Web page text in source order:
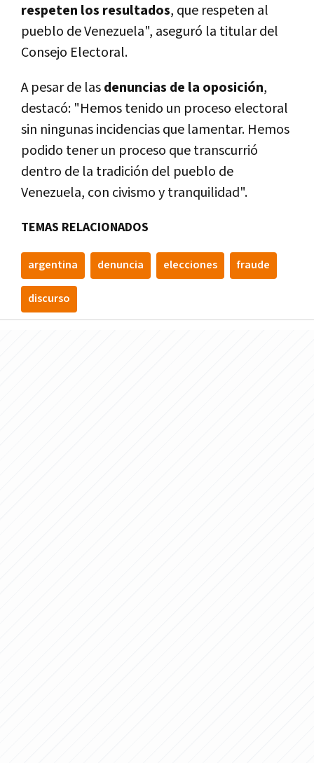
respeten los resultados, que respeten al
pueblo de Venezuela", aseguró la titular del
Consejo Electoral.
A pesar de lasdenuncias de la oposición,
destacó: "Hemos tenido un proceso electoral
sin ningunas incidencias que lamentar. Hemos
podido tener un proceso que transcurrió
dentro de la tradición del pueblo de
Venezuela, con civismo y tranquilidad".
TEMAS RELACIONADOS
argentina denuncia elecciones fraude
discurso